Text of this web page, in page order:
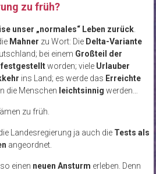
zu früh?
unser „normales“ Leben zurück.
Mahner zu Wort: Die Delta-Variante
bei einem Großteil der
festgestelltworden; viele Urlauber
ins Land; es werde das Erreichte
die Menschen leichtsinnig werden…
zu früh.
Landesregierung ja auch die Tests als
angeordnet.
einen neuen Ansturm erleben. Denn